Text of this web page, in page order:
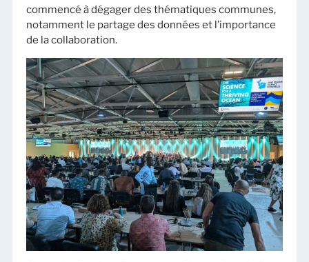
commencé à dégager des thématiques communes,
notamment le partage des données et l’importance
de la collaboration.